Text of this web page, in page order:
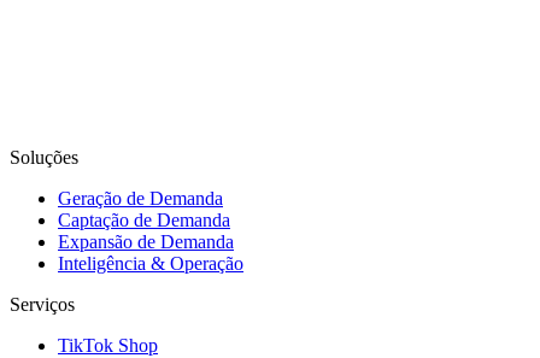
Soluções
Geração de Demanda
Captação de Demanda
Expansão de Demanda
Inteligência & Operação
Serviços
TikTok Shop